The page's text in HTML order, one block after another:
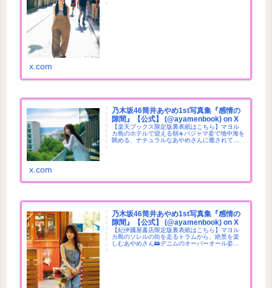
x.com
乃木坂46筒井あやめ1st写真集『感情の
隙間』【公式】 (@ayamenbook) on X
【楽天ブックス限定版裏表紙はこちら】マヨル
カ島のホテルで迎える朝☀️パジャマ姿で地中海を
眺める、ナチュラルなあやめさんに癒されてく
x.com
乃木坂46筒井あやめ1st写真集『感情の
隙間』【公式】 (@ayamenbook) on X
【紀伊國屋書店限定版裏表紙はこちら】マヨル
カ島のソレルの街を走るトラムから、絶景を楽
しむあやめさん🚋デニムのオーバーオール姿